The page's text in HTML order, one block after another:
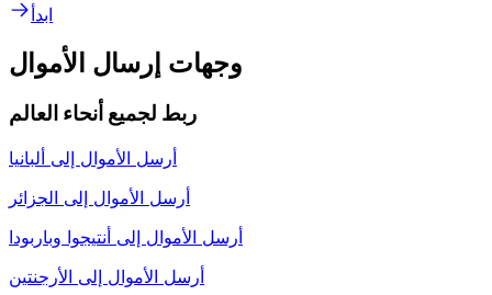
ابدأ
وجهات إرسال الأموال
ربط لجميع أنحاء العالم
أرسل الأموال إلى ألبانيا
أرسل الأموال إلى الجزائر
أرسل الأموال إلى أنتيجوا وباربودا
أرسل الأموال إلى الأرجنتين